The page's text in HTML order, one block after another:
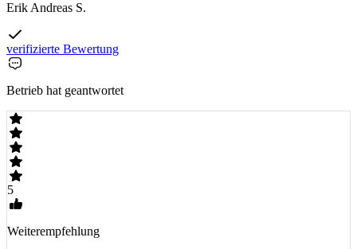
Erik Andreas S.
verifizierte Bewertung
Betrieb hat geantwortet
5
Weiterempfehlung